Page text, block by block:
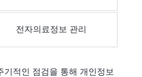
전자의료정보 관리
적인 점검을 통해 개인정보